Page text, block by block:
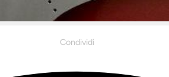
Condividi